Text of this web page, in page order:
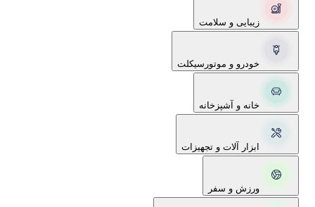
زیبایی و سلامت
خودرو و موتورسیکلت
خانه و آشپزخانه
ابزار آلات و تجهیزات
ورزش و سفر